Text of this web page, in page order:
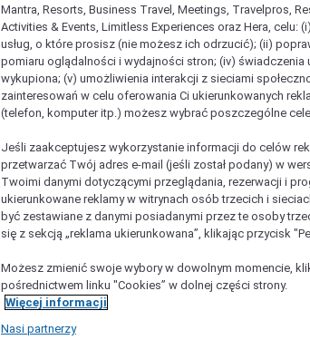
Mantra, Resorts, Business Travel, Meetings, Travelpros,
Activities & Events, Limitless Experiences oraz Hera, celu:
usług, o które prosisz (nie możesz ich odrzucić); (ii)
pomiaru oglądalności i wydajności stron; (iv) świadczenia
wykupiona; (v) umożliwienia interakcji z sieciami
zainteresowań w celu oferowania Ci ukierunkowanych
(telefon, komputer itp.) możesz wybrać poszczególne
Jeśli zaakceptujesz wykorzystanie informacji do celów
przetwarzać Twój adres e-mail (jeśli został podany) w
Twoimi danymi dotyczącymi przeglądania, rezerwacji i
ukierunkowane reklamy w witrynach osób trzecich i
być zestawiane z danymi posiadanymi przez te osoby
się z sekcją „reklama ukierunkowana”, klikając przycisk
Możesz zmienić swoje wybory w dowolnym momencie,
pośrednictwem linku "Cookies” w dolnej części strony.
Więcej informacji
Nasi partnerzy